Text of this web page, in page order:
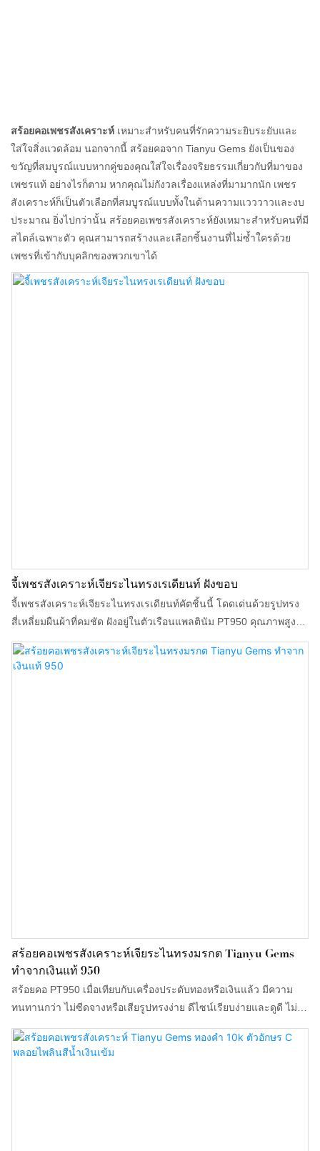
สร้อยคอเพชรสังเคราะห์ เหมาะสำหรับคนที่รักความระยิบระยับและ
ใส่ใจสิ่งแวดล้อม นอกจากนี้ สร้อยคอจาก Tianyu Gems ยังเป็นของ
ขวัญที่สมบูรณ์แบบหากคู่ของคุณใส่ใจเรื่องจริยธรรมเกี่ยวกับที่มาของ
เพชรแท้ อย่างไรก็ตาม หากคุณไม่กังวลเรื่องแหล่งที่มามากนัก เพชร
สังเคราะห์ก็เป็นตัวเลือกที่สมบูรณ์แบบทั้งในด้านความแวววาวและงบ
ประมาณ ยิ่งไปกว่านั้น สร้อยคอเพชรสังเคราะห์ยังเหมาะสำหรับคนที่มี
สไตล์เฉพาะตัว คุณสามารถสร้างและเลือกชิ้นงานที่ไม่ซ้ำใครด้วย
เพชรที่เข้ากับบุคลิกของพวกเขาได้
จี้เพชรสังเคราะห์เจียระไนทรงเรเดียนท์ ฝังขอบ
จี้เพชรสังเคราะห์เจียระไนทรงเรเดียนท์คัตชิ้นนี้ โดดเด่นด้วยรูปทรง
สี่เหลี่ยมผืนผ้าที่คมชัด ฝังอยู่ในตัวเรือนแพลตินัม PT950 คุณภาพสูง
ออกแบบมาสำหรับแบรนด์และผู้ค้าส่งที่มองหาความหรูหราทันสมัย
พร้อมคุณค่าทางจริยธรรม จี้ชิ้นนี้มอบความแวววาว ความทนทาน
สร้อยคอเพชรสังเคราะห์เจียระไนทรงมรกต Tianyu Gems
ทำจากเงินแท้ 950
สร้อยคอ PT950 เมื่อเทียบกับเครื่องประดับทองหรือเงินแล้ว มีความ
ทนทานกว่า ไม่ซีดจางหรือเสียรูปทรงง่าย ดีไซน์เรียบง่ายและดูดี ไม่มี
การตกแต่งที่ซับซ้อนเกินไป แต่เต็มไปด้วยความหรูหรา ไม่ว่าจะสวม
ใส่ในชีวิตประจำวันหรือไปงานเลี้ยงอย่างเป็นทางการ ก็สามารถเข้า